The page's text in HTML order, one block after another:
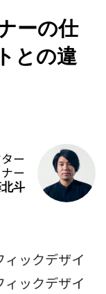
ーの仕
との違
ー
ー
斗
ィックデザイ
ィックデザイ